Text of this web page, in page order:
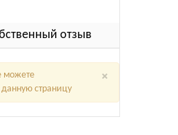
отзыв
×
можете
страницу